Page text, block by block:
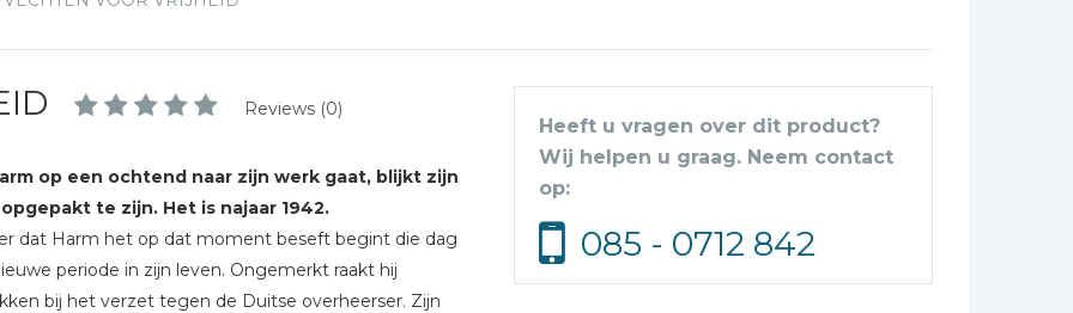
Reviews (0)
op een ochtend naar zijn werk gaat, blijkt zijn
te zijn. Het is najaar 1942.
dat Harm het op dat moment beseft begint die dag
periode in zijn leven. Ongemerkt raakt hij
bij het verzet tegen de Duitse overheerser. Zijn
Heeft u vragen over dit product?
Wij helpen u graag. Neem contact
op:
085 - 0712 842